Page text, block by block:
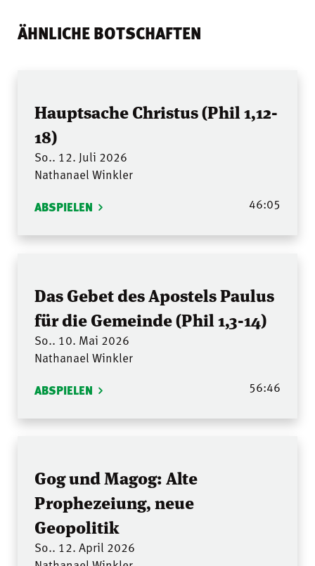
ÄHNLICHE BOTSCHAFTEN
Hauptsache Christus (Phil 1,12-
18)
So.. 12. Juli 2026
Nathanael Winkler
ABSPIELEN 46:05
Das Gebet des Apostels Paulus
für die Gemeinde (Phil 1,3-14)
So.. 10. Mai 2026
Nathanael Winkler
ABSPIELEN 56:46
Gog und Magog: Alte
Prophezeiung, neue
Geopolitik
So.. 12. April 2026